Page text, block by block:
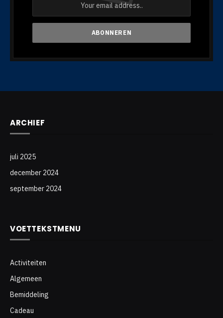
ARCHIEF
juli 2025
december 2024
september 2024
VOETTEKSTMENU
Activiteiten
Algemeen
Bemiddeling
Cadeau